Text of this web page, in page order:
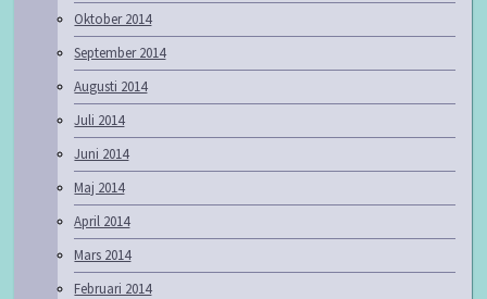
Oktober 2014
September 2014
Augusti 2014
Juli 2014
Juni 2014
Maj 2014
April 2014
Mars 2014
Februari 2014